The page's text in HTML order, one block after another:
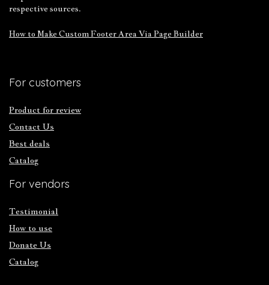
respective sources.
How to Make Custom Footer Area Via Page Builder
For customers
Product for review
Contact Us
Best deals
Catalog
For vendors
Testimonial
How to use
Donate Us
Catalog